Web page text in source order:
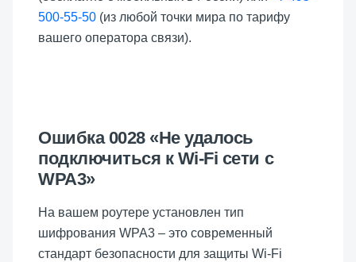
500-55-50 (из любой точки мира по тарифу
вашего оператора связи).
Ошибка 0028 «Не удалось
подключиться к Wi-Fi сети с
WPA3»
На вашем роутере установлен тип
шифрования WPA3 – это современный
стандарт безопасности для защиты Wi-Fi